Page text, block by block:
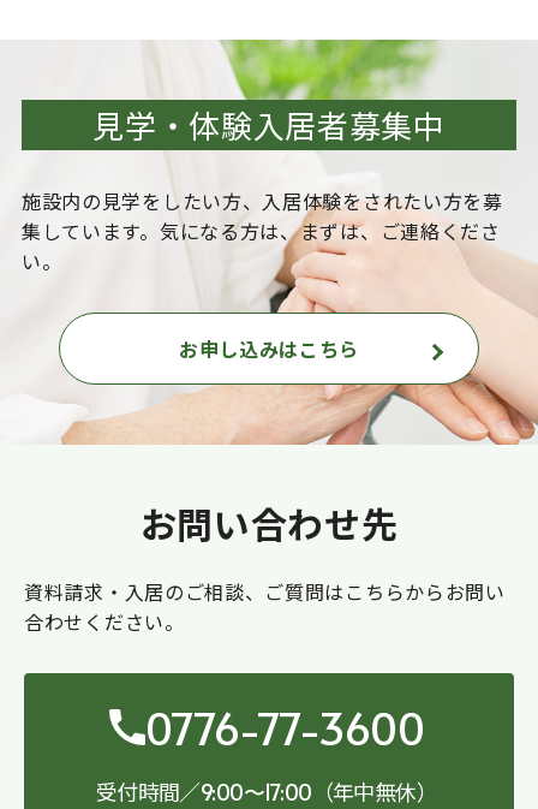
見学・体験入居者募集中
施設内の見学をしたい方、入居体験をされたい方を募
集しています。気になる方は、まずは、ご連絡くださ
い。
お申し込みはこちら
お問い合わせ先
資料請求・入居のご相談、ご質問はこちらからお問い
合わせください。
0776-77-3600
受付時間／9:00〜17:00 （年中無休）